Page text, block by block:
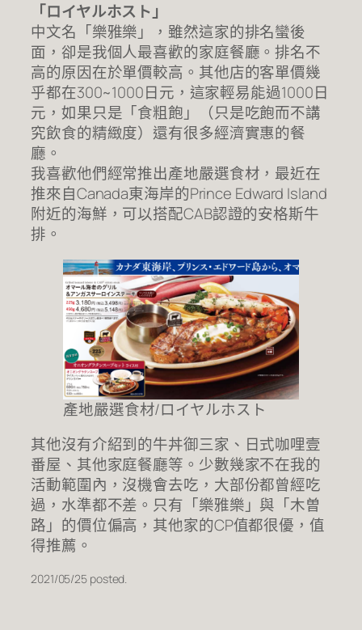
「ロイヤルホスト」
中文名「樂雅樂」，雖然這家的排名蠻後
面，卻是我個人最喜歡的家庭餐廳。排名不
高的原因在於單價較高。其他店的客單價幾
乎都在300~1000日元，這家輕易能過1000日
元，如果只是「食粗飽」（只是吃飽而不講
究飲食的精緻度）還有很多經濟實惠的餐
廳。
我喜歡他們經常推出產地嚴選食材，最近在
推來自Canada東海岸的Prince Edward Island
附近的海鮮，可以搭配CAB認證的安格斯牛
排。
產地嚴選食材/ロイヤルホスト
其他沒有介紹到的牛丼御三家、日式咖哩壹
番屋、其他家庭餐廳等。少數幾家不在我的
活動範圍內，沒機會去吃，大部份都曾經吃
過，水準都不差。只有「樂雅樂」與「木曽
路」的價位偏高，其他家的CP值都很優，值
得推薦。
2021/05/25 posted.